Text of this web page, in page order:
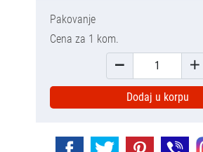
Pakovanje
Cena za 1 kom.
Dodaj u korpu